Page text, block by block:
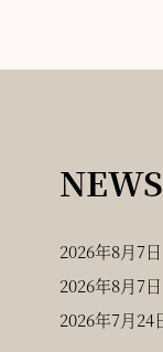
2026年8月7日
2026年8月7日
2026年7月24